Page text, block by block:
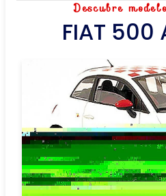
Descubre
FIAT 500